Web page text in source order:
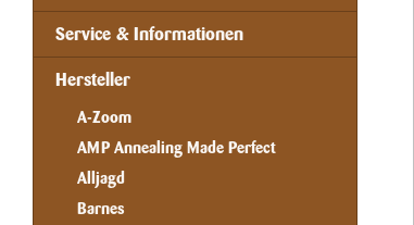
Service & Informationen
Hersteller
A-Zoom
AMP Annealing Made Perfect
Alljagd
Barnes